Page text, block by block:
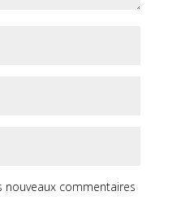
nouveaux commentaires